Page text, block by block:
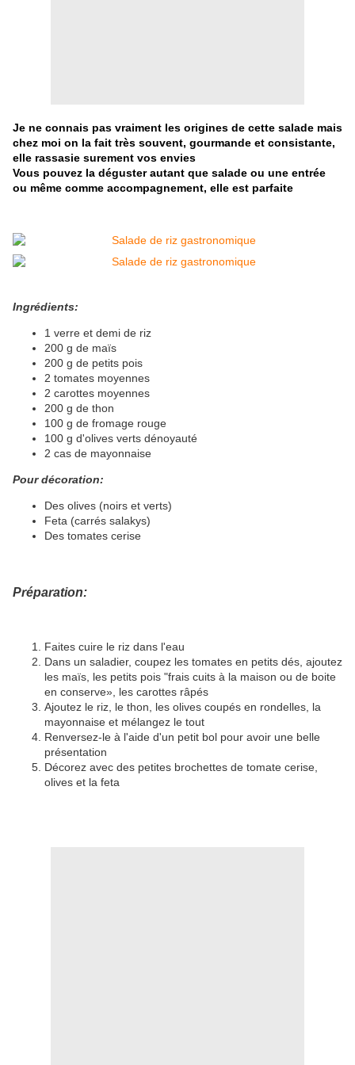
Je ne connais pas vraiment les origines de cette salade mais
chez moi on la fait très souvent, gourmande et consistante,
elle rassasie surement vos envies
Vous pouvez la déguster autant que salade ou une entrée
ou même comme accompagnement, elle est parfaite
Ingrédients:
1 verre et demi de riz
200 g de maïs
200 g de petits pois
2 tomates moyennes
2 carottes moyennes
200 g de thon
100 g de fromage rouge
100 g d'olives verts dénoyauté
2 cas de mayonnaise
Pour décoration:
Des olives (noirs et verts)
Feta (carrés salakys)
Des tomates cerise
Préparation:
Faites cuire le riz dans l'eau
Dans un saladier, coupez les tomates en petits dés, ajoutez
les maïs, les petits pois "frais cuits à la maison ou de boite
en conserve», les carottes râpés
Ajoutez le riz, le thon, les olives coupés en rondelles, la
mayonnaise et mélangez le tout
Renversez-le à l'aide d'un petit bol pour avoir une belle
présentation
Décorez avec des petites brochettes de tomate cerise,
olives et la feta